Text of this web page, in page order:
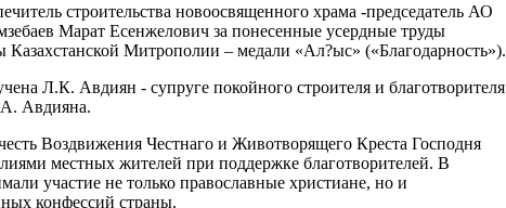
строительства новоосвященного храма -председатель АО
Марат Есенжелович за понесенные усердные труды
Казахстанской Митрополии – медали «Ал?ыс» («Благодарность»).
Л.К. Авдиян - супруге покойного строителя и благотворителя
Авдияна.
Воздвижения Честнаго и Животворящего Креста Господня
местных жителей при поддержке благотворителей. В
участие не только православные христиане, но и
конфессий страны.